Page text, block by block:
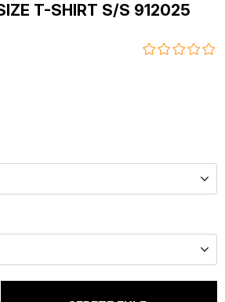
T-SHIRT S/S 912025